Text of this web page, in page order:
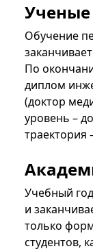
Ученые
Обучение
По
диплом
(доктор
уровень –
траектория
Учебный
и
только
студентов,